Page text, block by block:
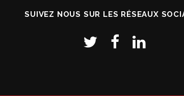
SUIVEZ NOUS SUR LES RÉSEAUX